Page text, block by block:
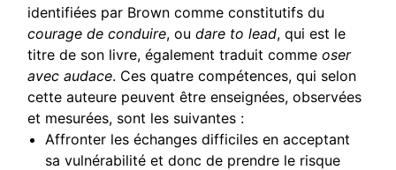
identifiées par Brown comme constitutifs du
courage de conduire, oudare to lead, qui est le
titre de son livre, également traduit commeoser
avec audace. Ces quatre compétences, qui selon
cette auteure peuvent être enseignées, observées
et mesurées, sont les suivantes :
Affronter les échanges difficiles en acceptant
sa vulnérabilité et donc de prendre le risque